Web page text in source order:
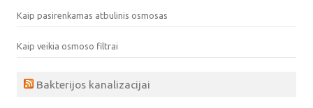
Kaip pasirenkamas atbulinis osmosas
Kaip veikia osmoso filtrai
Bakterijos kanalizacijai